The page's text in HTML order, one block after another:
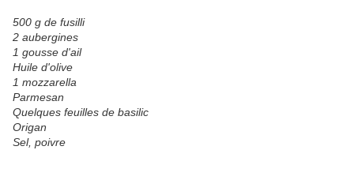
500 g de fusilli
2 aubergines
1 gousse d'ail
Huile d'olive
1 mozzarella
Parmesan
Quelques feuilles de basilic
Origan
Sel, poivre